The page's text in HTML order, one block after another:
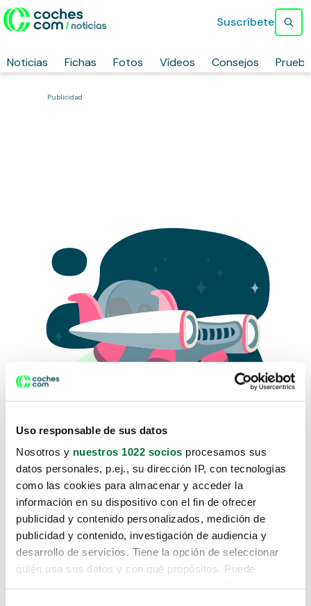
Uso responsable de sus datos
Nosotros y nuestros 1022 socios procesamos sus
datos personales, p.ej., su dirección IP, con tecnologías
como las cookies para almacenar y acceder la
información en su dispositivo con el fin de ofrecer
publicidad y contenido personalizados, medición de
publicidad y contenido, investigación de audiencia y
desarrollo de servicios. Tiene la opción de seleccionar
quién usa sus datos y con qué propósitos. Puede
Noticias Fichas Fotos Vídeos Consejos
Suscríbete
Publicidad
Lo sentimos, no sabemos como
te hemos traido hasta aquí.
Pero puedes encontrar el coche que estás
buscando en alguno de estos enlaces: